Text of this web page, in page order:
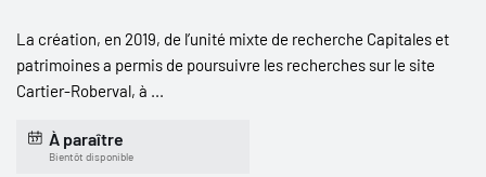
La création, en 2019, de l’unité mixte de recherche Capitales et
patrimoines a permis de poursuivre les recherches sur le site
Cartier-Roberval, à ...
À paraître
Bientôt disponible